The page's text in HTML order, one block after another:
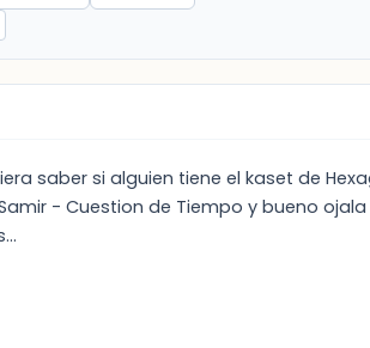
saber si alguien tiene el kaset de
- Cuestion de Tiempo y bueno